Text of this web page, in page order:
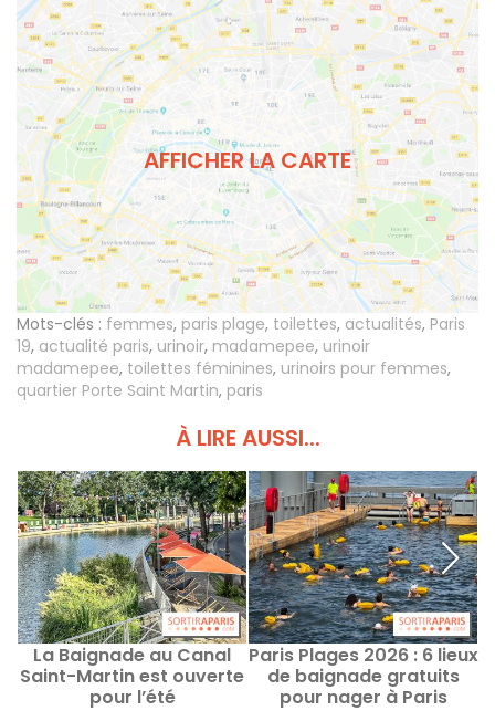
AFFICHER LA CARTE
Mots-clés : femmes, paris plage, toilettes, actualités, Paris
19, actualité paris, urinoir, madamepee, urinoir
madamepee, toilettes féminines, urinoirs pour femmes,
quartier Porte Saint Martin, paris
À LIRE AUSSI...
La Baignade au Canal
Saint-Martin est ouverte
pour l’été
Paris Plages 2026 : 6 lieux
de baignade gratuits
pour nager à Paris